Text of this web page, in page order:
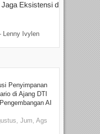
Eksistensi di
Lenny Ivylen
Penyimpanan
di Ajang DTI
AI
Jum, Ags